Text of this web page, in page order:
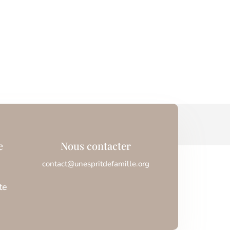
Nous contacter
contact@unespritdefamille.org